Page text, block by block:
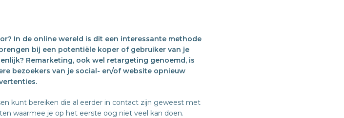
In de online wereld is dit een interessante methode
bij een potentiële koper of gebruiker van je
Remarketing, ook wel retargeting genoemd, is
bezoekers van je social- en/of website opnieuw
kunt bereiken die al eerder in contact zijn geweest met
waarmee je op het eerste oog niet veel kan doen.